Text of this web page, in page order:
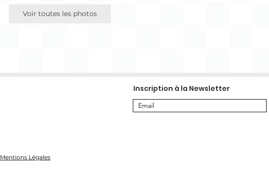
Voir toutes les photos
Mentions Légales
Inscription à la Newsletter